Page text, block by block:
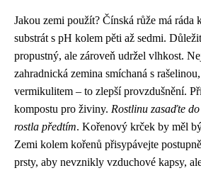
Jakou zemi použít? Čínská růže má ráda
substrát s pH kolem pěti až sedmi.
propustný, ale zároveň udržel vlhkost.
zahradnická zemina smíchaná s
vermikulitem – to zlepší provzdušnění.
kompostu pro živiny. Rostlinu zasaďte
rostla předtím. Kořenový krček by měl
Zemi kolem kořenů přisypávejte
prsty, aby nevznikly vzduchové kapsy,